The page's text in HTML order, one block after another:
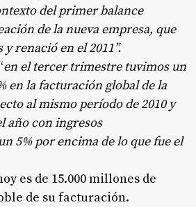
del primer balance
de la nueva empresa, que
y renació en el 2011”.
en el tercer trimestre tuvimos un
en la facturación global de la
al mismo período de 2010 y
año con ingresos
5% por encima de lo que fue el
es de 15.000 millones de
de su facturación.